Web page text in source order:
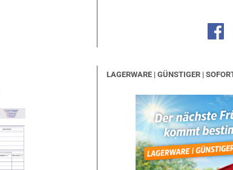
LAGERWARE | GÜNSTIGER |